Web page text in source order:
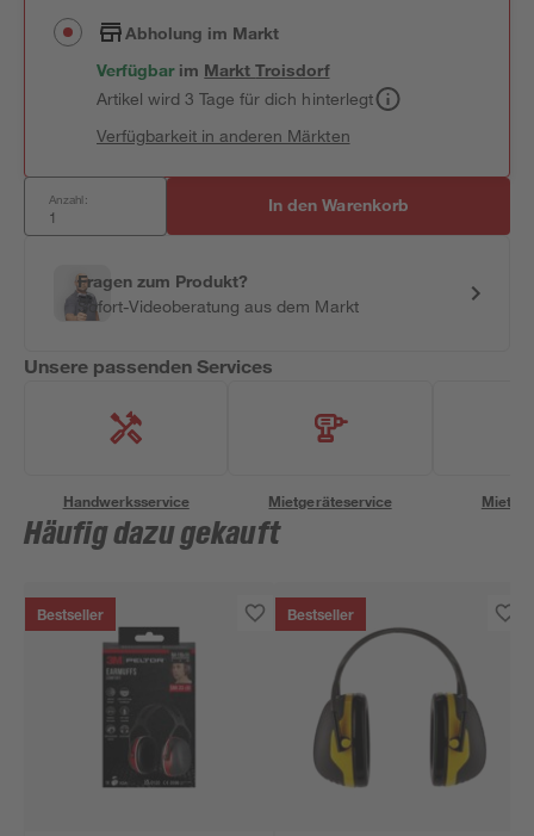
Abholung im Markt
Verfügbar im MarktTroisdorf
Artikel wird 3 Tage für dich hinterlegt
Verfügbarkeit in anderen Märkten
Anzahl: In den Warenkorb
Fragen zum Produkt?
Sofort-Videoberatung aus dem Markt
Unsere passenden Services
Handwerksservice Mietgeräteservice
Häufig dazu gekauft
Bestseller Bestseller